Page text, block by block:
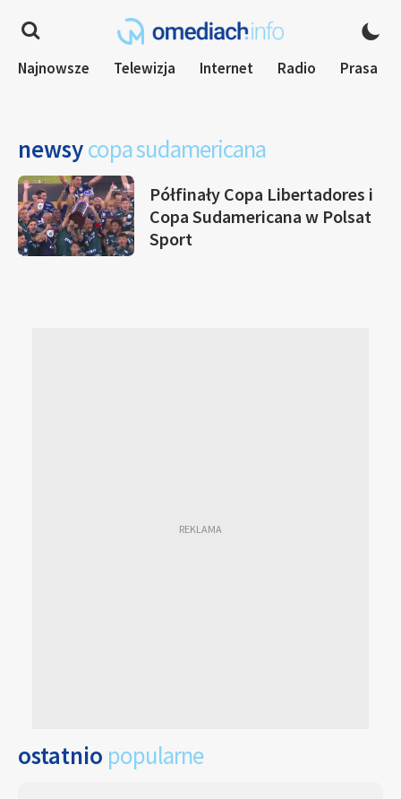
Najnowsze Telewizja Internet Radio Prasa
newsycopa sudamericana
Półfinały Copa Libertadores i
Copa Sudamericana w Polsat
Sport
ostatnio popularne